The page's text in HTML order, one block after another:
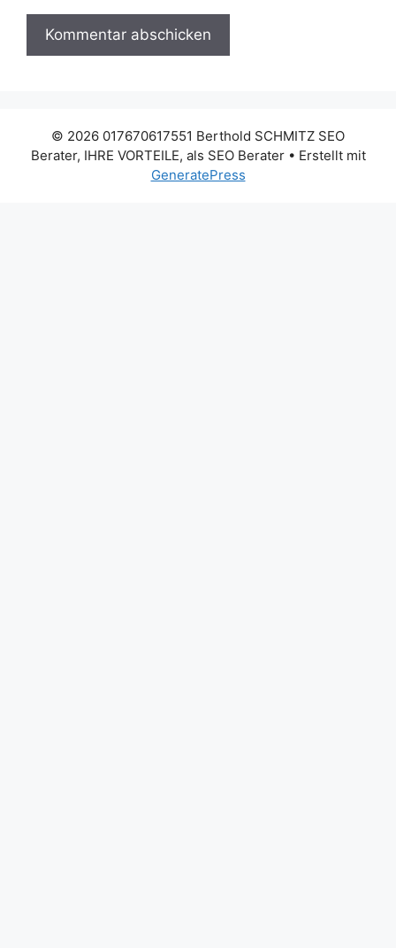
© 2026 017670617551 Berthold SCHMITZ SEO
Berater, IHRE VORTEILE, als SEO Berater• Erstellt mit
GeneratePress